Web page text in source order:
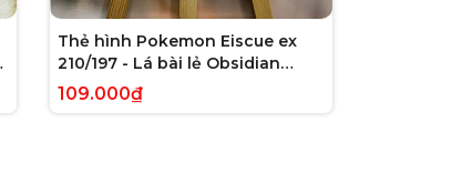
Thẻ hình Pokemon Eiscue ex
210/197 - Lá bài lẻ Obsidian
Flames Full Art Secret Rare
tiếng Anh chính hãng
109.000₫